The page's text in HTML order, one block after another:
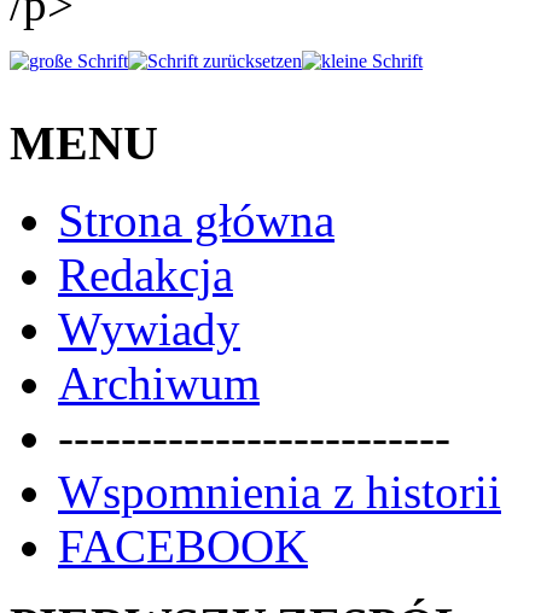
MENU
Strona główna
Redakcja
Wywiady
Archiwum
-------------------------
Wspomnienia z historii
FACEBOOK